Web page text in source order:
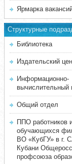
Ярмарка
Структурные
Библиотека
Издательский
Информационно-
вычислительный
Общий отдел
ППО работников
обучающихся
ВО «КубГУ» в г.
Кубани
профсоюза